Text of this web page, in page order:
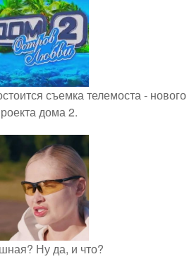
съемка телемоста - нового
дома 2.
Ну да, и что?